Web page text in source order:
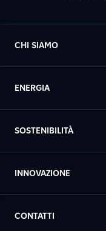
CHI SIAMO
ENERGIA
SOSTENIBILITÀ
INNOVAZIONE
CONTATTI